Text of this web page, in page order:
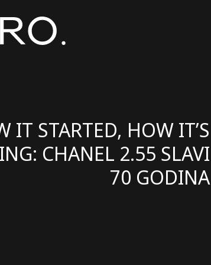
IT STARTED, HOW IT’S
CHANEL 2.55 SLAVI
70 GODINA